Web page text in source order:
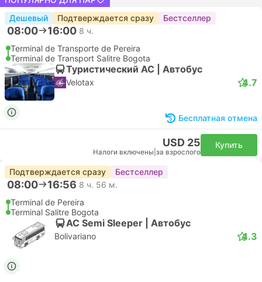
Дешевый
Подтверждается сразу Бестселлер
08:00 16:00 8 ч.
Terminal de Transporte de Pereira
Terminal de Transport Salitre Bogota
Туристический AC | Автобус
Velotax 4.7
Бесплатная отмена
USD 25
Налоги включены за взрослого
Купить
Подтверждается сразу Бестселлер
08:00 16:56 8 ч. 56 м.
Terminal de Pereira
Terminal Salitre Bogota
AC Semi Sleeper | Автобус
Bolivariano 4.3